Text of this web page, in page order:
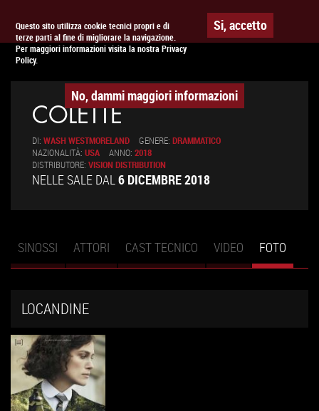
Questo sito utilizza cookie tecnici propri e di
terze parti al fine di migliorare la navigazione.
Per maggiori informazioni visita la nostra Privacy
Policy.
Si, accetto
No, dammi maggiori informazioni
APPUNTAMENTO AL CINEMA
COLETTE
DI: WASH WESTMORELAND GENERE: DRAMMATICO
NAZIONALITÀ: USA ANNO: 2018
DISTRIBUTORE: VISION DISTRIBUTION
NELLE SALE DAL6 DICEMBRE 2018
Schede primarie
SINOSSI ATTORI CAST TECNICO VIDEO FOTO
LOCANDINE